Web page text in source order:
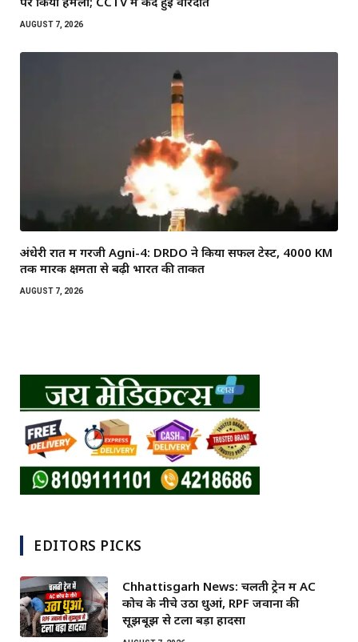
AUGUST 7, 2026
अंधेरी रात में गरजी Agni-4: DRDO ने किया सफल टेस्ट, 4000 KM
तक मारक क्षमता से बढ़ी भारत की ताकत
AUGUST 7, 2026
EDITORS PICKS
Chhattisgarh News: चलती ट्रेन में AC
कोच के नीचे उठा धुआं, RPF जवानों की
सूझबूझ से टला बड़ा हादसा